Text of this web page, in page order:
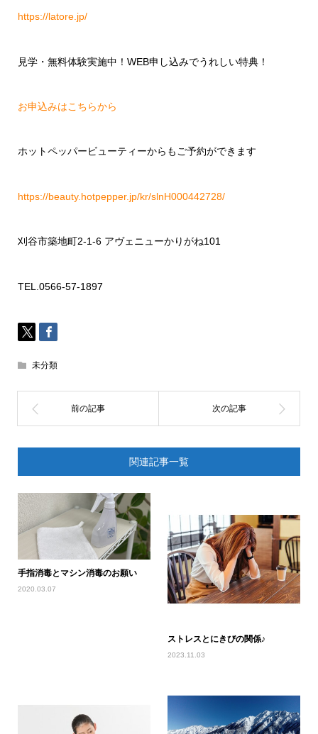
https://latore.jp/
見学・無料体験実施中！ WEB申し込みでうれしい特典！
お申込みはこちらから
ホットペッパービューティーからもご予約ができます
https://beauty.hotpepper.jp/kr/slnH000442728/
刈谷市築地町2-1-6 アヴェニューかりがね101
TEL.0566-57-1897
未分類
関連記事一覧
手指消毒とマシン消毒のお願い
2020.03.07
ストレスとにきびの関係♪
2023.11.03